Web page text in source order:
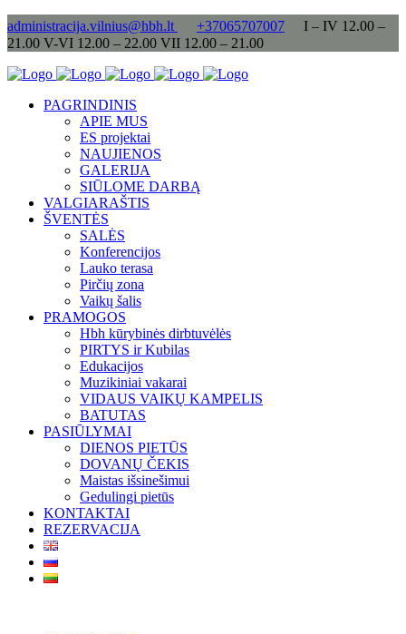
administracija.vilnius@hbh.lt +37065707007
I – IV 12.00 –
21.00 V-VI 12.00 – 22.00 VII 12.00 – 21.00
PAGRINDINIS
APIE MUS
ES projektai
NAUJIENOS
GALERIJA
SIŪLOME DARBĄ
VALGIARAŠTIS
ŠVENTĖS
SALĖS
Konferencijos
Lauko terasa
Pirčių zona
Vaikų šalis
PRAMOGOS
Hbh kūrybinės dirbtuvėlės
PIRTYS ir Kubilas
Edukacijos
Muzikiniai vakarai
VIDAUS VAIKŲ KAMPELIS
BATUTAS
PASIŪLYMAI
DIENOS PIETŪS
DOVANŲ ČEKIS
Maistas išsinešimui
Gedulingi pietūs
KONTAKTAI
REZERVACIJA